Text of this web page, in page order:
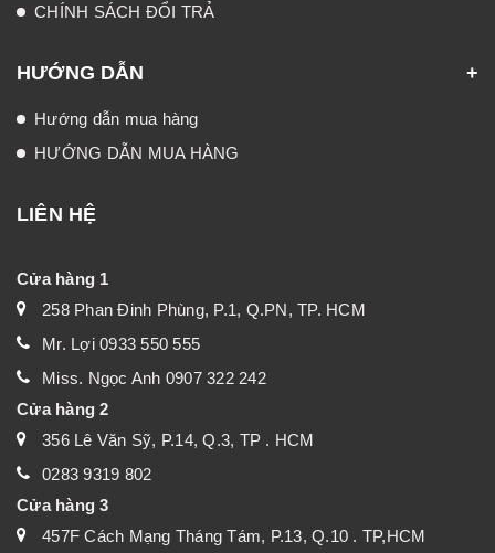
CHÍNH SÁCH ĐỔI TRẢ
HƯỚNG DẪN
Hướng dẫn mua hàng
HƯỚNG DẪN MUA HÀNG
LIÊN HỆ
Cửa hàng 1
258 Phan Đinh Phùng, P.1, Q.PN, TP. HCM
Mr. Lợi 0933 550 555
Miss. Ngọc Anh 0907 322 242
Cửa hàng 2
356 Lê Văn Sỹ, P.14, Q.3, TP . HCM
0283 9319 802
Cửa hàng 3
457F Cách Mạng Tháng Tám, P.13, Q.10 . TP,HCM